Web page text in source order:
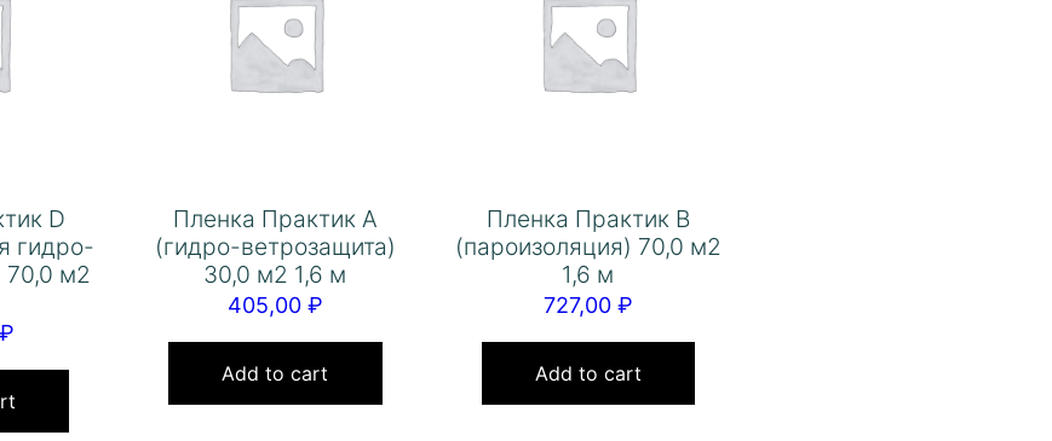
D
гидро-
70,0 м2
₽
Пленка Практик А
(гидро-ветрозащита)
30,0 м2 1,6 м
405,00 ₽
Add to cart
Пленка Практик В
(пароизоляция) 70,0 м2
1,6 м
727,00 ₽
Add to cart